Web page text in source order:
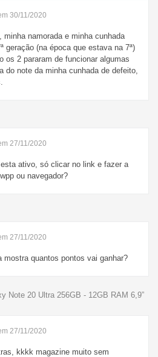
30/11/2020
minha namorada e minha cunhada
geração (na época que estava na 7ª)
os 2 pararam de funcionar algumas
do note da minha cunhada de defeito,
27/11/2020
ativo, só clicar no link e fazer a
ou navegador?
27/11/2020
mostra quantos pontos vai ganhar?
Note 20 Ultra 256GB - 12GB RAM 6,9”
27/11/2020
kkkk magazine muito sem